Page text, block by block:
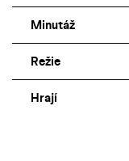
Minutáž
Režie
Hrají